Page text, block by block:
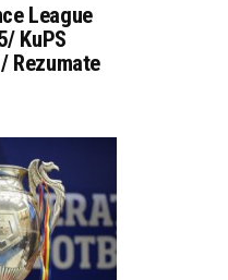
League
KuPS
Rezumate